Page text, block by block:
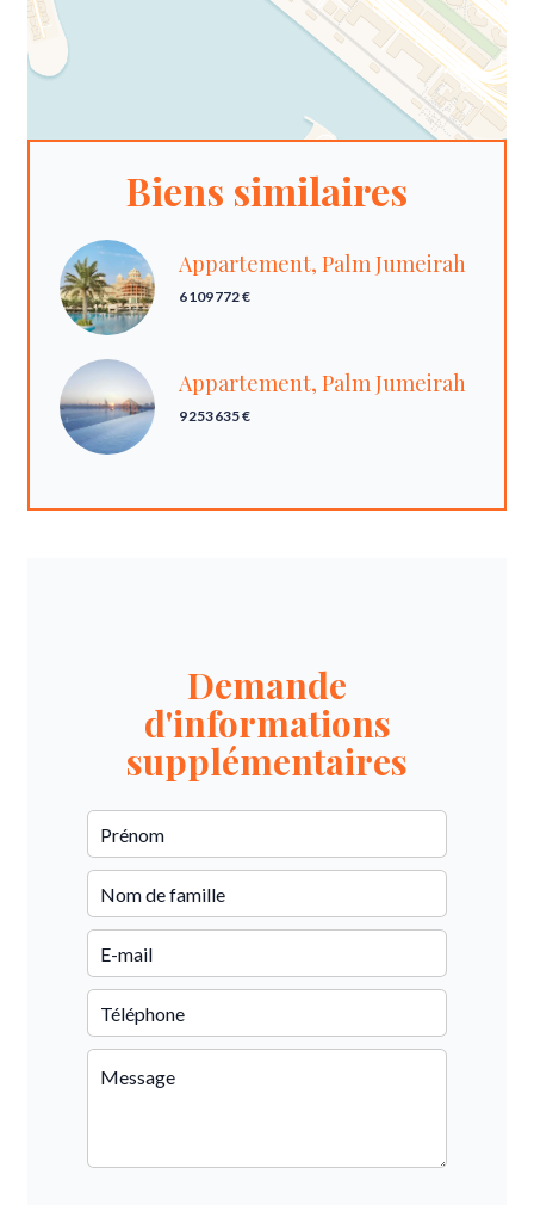
Biens similaires
Appartement, Palm Jumeirah
6 109 772 €
Appartement, Palm Jumeirah
9 253 635 €
Demande
d'informations
supplémentaires